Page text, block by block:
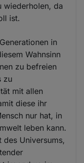
wiederholen, da
ist.
in
Wahnsinn
zu befreien
zu
mit allen
diese ihr
nur hat, in
leben kann.
Universums,